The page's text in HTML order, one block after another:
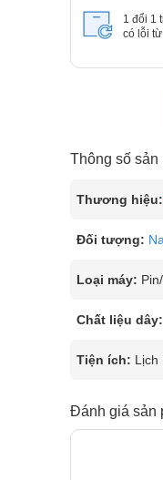
1 đổi 1
có lỗi từ
Thông số sản
Thương hiệu:
Đối tượng:
Loại máy:
Chất liệu dây:
Tiện ích: Lịch
Đánh giá sản